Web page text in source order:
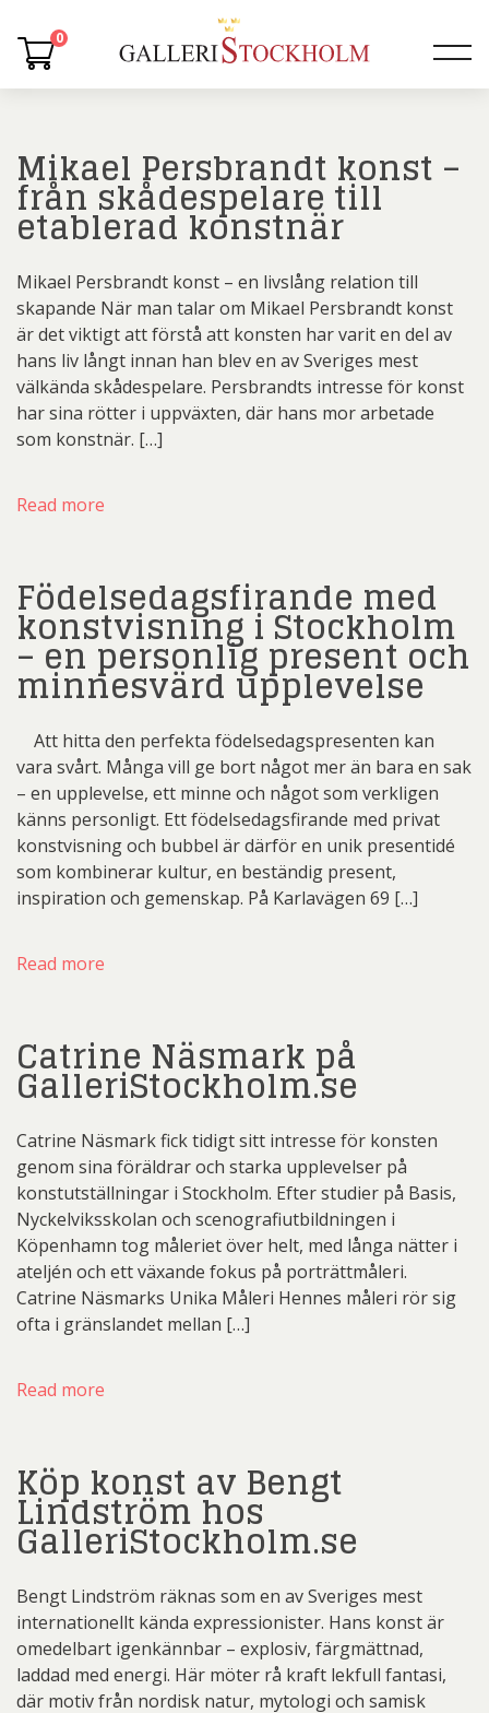
0
Mikael Persbrandt konst –
från skådespelare till
etablerad konstnär
Mikael Persbrandt konst – en livslång relation till
skapande När man talar om Mikael Persbrandt konst
är det viktigt att förstå att konsten har varit en del av
hans liv långt innan han blev en av Sveriges mest
välkända skådespelare. Persbrandts intresse för konst
har sina rötter i uppväxten, där hans mor arbetade
som konstnär. […]
Read more
Födelsedagsfirande med
konstvisning i Stockholm
– en personlig present och
minnesvärd upplevelse
Att hitta den perfekta födelsedagspresenten kan
vara svårt. Många vill ge bort något mer än bara en sak
– en upplevelse, ett minne och något som verkligen
känns personligt. Ett födelsedagsfirande med privat
konstvisning och bubbel är därför en unik presentidé
som kombinerar kultur, en beständig present,
inspiration och gemenskap. På Karlavägen 69 […]
Read more
Catrine Näsmark på
GalleriStockholm.se
Catrine Näsmark fick tidigt sitt intresse för konsten
genom sina föräldrar och starka upplevelser på
konstutställningar i Stockholm. Efter studier på Basis,
Nyckelviksskolan och scenografiutbildningen i
Köpenhamn tog måleriet över helt, med långa nätter i
ateljén och ett växande fokus på porträttmåleri.
Catrine Näsmarks Unika Måleri Hennes måleri rör sig
ofta i gränslandet mellan […]
Read more
Köp konst av Bengt
Lindström hos
GalleriStockholm.se
Bengt Lindström räknas som en av Sveriges mest
internationellt kända expressionister. Hans konst är
omedelbart igenkännbar – explosiv, färgmättnad,
laddad med energi. Här möter rå kraft lekfull fantasi,
där motiv från nordisk natur, mytologi och samisk